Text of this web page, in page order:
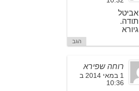
אביטל
תודה.
גיורא
הגב
רוחה שפירא
1 במאי 2014 ב
10:36